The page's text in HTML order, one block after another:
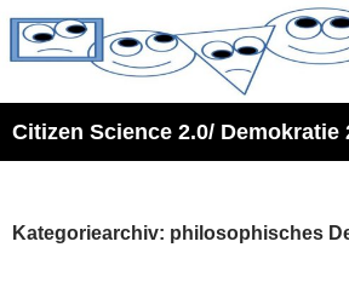
Zum
Inhalt
Citizen Science 2.0/ Demokratie
Kategoriearchiv: philosophisches